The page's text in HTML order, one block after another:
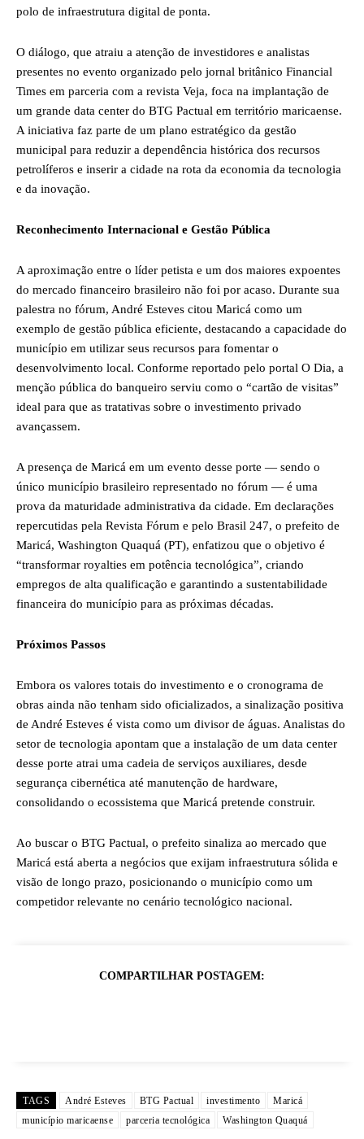
polo de infraestrutura digital de ponta.
O diálogo, que atraiu a atenção de investidores e analistas
presentes no evento organizado pelo jornal britânico Financial
Times em parceria com a revista Veja, foca na implantação de
um grande data center do BTG Pactual em território maricaense.
A iniciativa faz parte de um plano estratégico da gestão
municipal para reduzir a dependência histórica dos recursos
petrolíferos e inserir a cidade na rota da economia da tecnologia
e da inovação.
Reconhecimento Internacional e Gestão Pública
A aproximação entre o líder petista e um dos maiores expoentes
do mercado financeiro brasileiro não foi por acaso. Durante sua
palestra no fórum, André Esteves citou Maricá como um
exemplo de gestão pública eficiente, destacando a capacidade do
município em utilizar seus recursos para fomentar o
desenvolvimento local. Conforme reportado pelo portal O Dia, a
menção pública do banqueiro serviu como o “cartão de visitas”
ideal para que as tratativas sobre o investimento privado
avançassem.
A presença de Maricá em um evento desse porte — sendo o
único município brasileiro representado no fórum — é uma
prova da maturidade administrativa da cidade. Em declarações
repercutidas pela Revista Fórum e pelo Brasil 247, o prefeito de
Maricá, Washington Quaquá (PT), enfatizou que o objetivo é
“transformar royalties em potência tecnológica”, criando
empregos de alta qualificação e garantindo a sustentabilidade
financeira do município para as próximas décadas.
Próximos Passos
Embora os valores totais do investimento e o cronograma de
obras ainda não tenham sido oficializados, a sinalização positiva
de André Esteves é vista como um divisor de águas. Analistas do
setor de tecnologia apontam que a instalação de um data center
desse porte atrai uma cadeia de serviços auxiliares, desde
segurança cibernética até manutenção de hardware,
consolidando o ecossistema que Maricá pretende construir.
Ao buscar o BTG Pactual, o prefeito sinaliza ao mercado que
Maricá está aberta a negócios que exijam infraestrutura sólida e
visão de longo prazo, posicionando o município como um
competidor relevante no cenário tecnológico nacional.
COMPARTILHAR POSTAGEM:
TAGS André Esteves BTG Pactual investimento
Maricá
município maricaense
parceria tecnológica Washington Quaquá